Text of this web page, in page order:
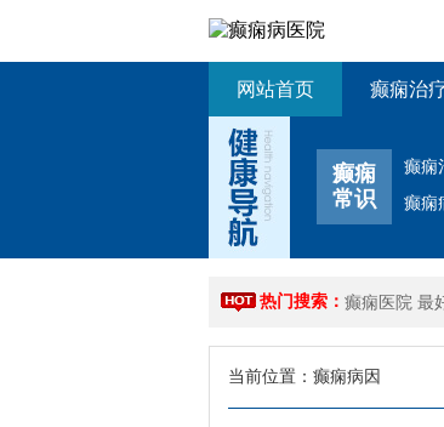
网站首页 癫痫治
癫痫
常识
癫痫
癫痫
热门搜索： 癫痫医院 最
当前位置： 癫痫病因